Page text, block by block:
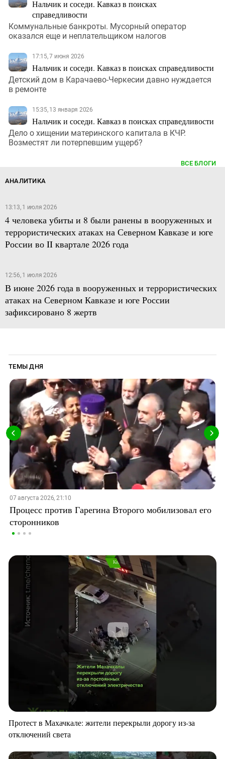
Нальчик и соседи. Кавказ в поисках
справедливости
Коммунальные банкроты. Мусорный оператор
оказался еще и неплательщиком налогов
17:15, 7 июня 2026
Нальчик и соседи. Кавказ в поисках справедливости
Детский дом в Карачаево-Черкесии давно нуждается
в ремонте
15:35, 13 января 2026
Нальчик и соседи. Кавказ в поисках справедливости
Дело о хищении материнского капитала в КЧР.
Возместят ли потерпевшим ущерб?
ВСЕ БЛОГИ
АНАЛИТИКА
13:13, 1 июля 2026
4 человека убиты и 8 были ранены в вооруженных и
террористических атаках на Северном Кавказе и юге
России во II квартале 2026 года
12:56, 1 июля 2026
В июне 2026 года в вооруженных и террористических
атаках на Северном Кавказе и юге России
зафиксировано 8 жертв
ТЕМЫ ДНЯ
07 августа 2026, 21:10
Процесс против Гарегина Второго мобилизовал его
сторонников
Протест в Махачкале: жители перекрыли дорогу из-за
отключений света